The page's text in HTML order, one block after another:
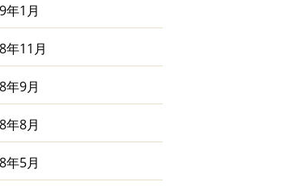
年1月
年11月
年9月
年8月
年5月